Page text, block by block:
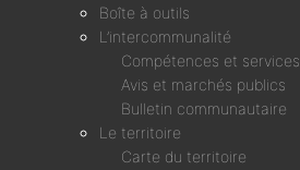
Boîte à outils
L’intercommunalité
Compétences et services
Avis et marchés publics
Bulletin communautaire
Le territoire
Carte du territoire